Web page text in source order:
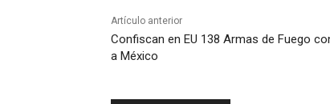
Artículo anterior
Confiscan en EU 138 Armas de Fuego
a México